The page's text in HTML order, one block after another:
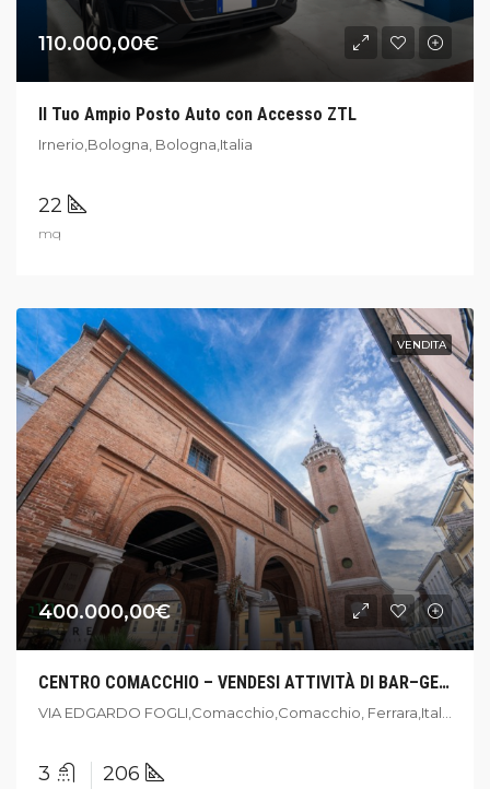
110.000,00€
Il Tuo Ampio Posto Auto con Accesso ZTL
Irnerio,Bologna, Bologna,Italia
22
mq
VENDITA
400.000,00€
CENTRO COMACCHIO – VENDESI ATTIVITÀ DI BAR–GELATERIA
VIA EDGARDO FOGLI,Comacchio,Comacchio, Ferrara,Italia
3 206